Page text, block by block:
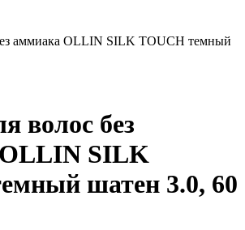
аммиака OLLIN SILK TOUCH темный
волос без
SILK
шатен 3.0, 60